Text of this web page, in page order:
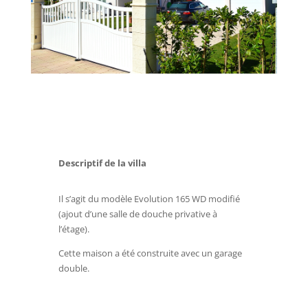
Descriptif de la villa
Il s’agit du modèle Evolution 165 WD modifié
(ajout d’une salle de douche privative à
l’étage).
Cette maison a été construite avec un garage
double.